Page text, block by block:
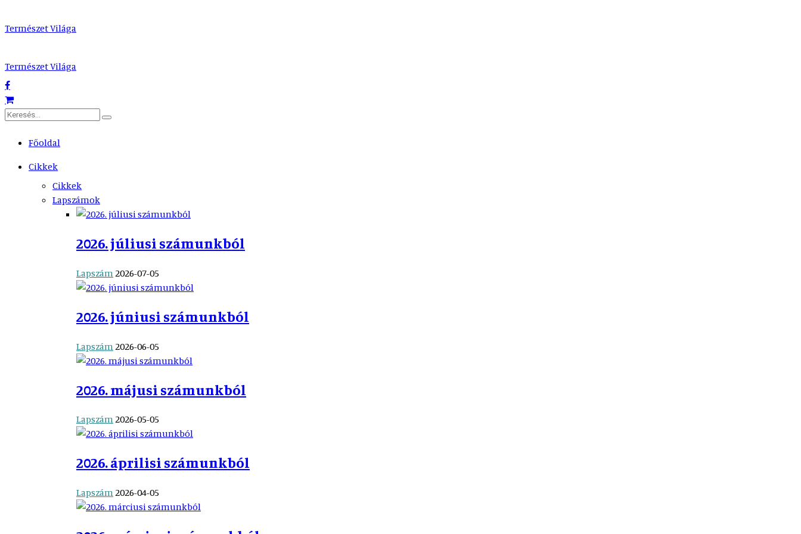
Természet Világa
Természet Világa
Főoldal
Cikkek
Cikkek
Lapszámok
2026. júliusi számunkból
Lapszám 2026-07-05
2026. júniusi számunkból
Lapszám 2026-06-05
2026. májusi számunkból
Lapszám2026-05-05
2026. áprilisi számunkból
Lapszám2026-04-05